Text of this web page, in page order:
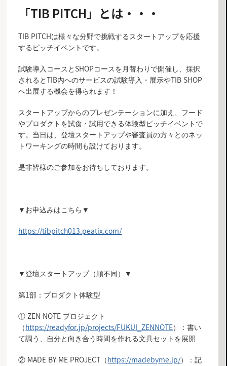
「TIB PITCH」とは・・・
TIB PITCHは様々な分野で挑戦するスタートアップを応援
するピッチイベントです。
試験導入コースとSHOPコースを月替わりで開催し、採択
されるとTIB内へのサービスの試験導入・展示やTIB SHOP
へ出展する機会を得られます！
スタートアップからのプレゼンテーションに加え、フード
やプロダクトを試食・試用できる体験型ピッチイベントで
す。当日は、登壇スタートアップや審査員の方々とのネッ
トワーキングの時間も設けております。
是非皆様のご参加をお待ちしております。
▼お申込みはこちら▼
https://tibpitch013.peatix.com/
▼登壇スタートアップ（順不同）▼
第1部：プロダクト体験型
① ZEN NOTE プロジェクト
（https://readyfor.jp/projects/FUKUI_ZENNOTE）：書い
て調う、自分と向き合う時間を作れる文具セットを展開
② MADE BY ME PROJECT（https://madebyme.jp/）：記